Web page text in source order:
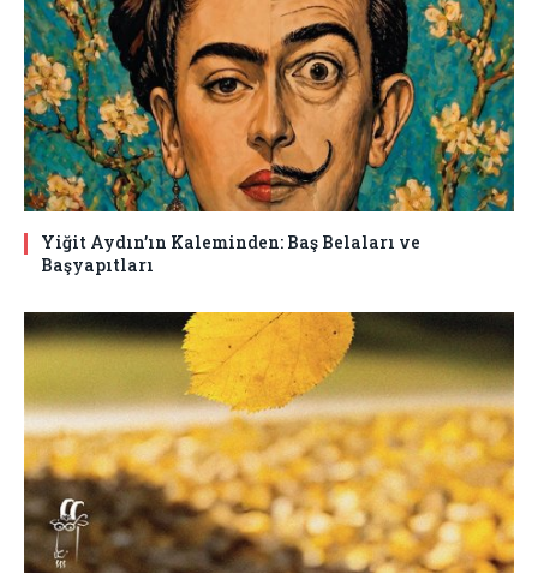
Yiğit Aydın’ın Kaleminden: Baş Belaları ve
Başyapıtları